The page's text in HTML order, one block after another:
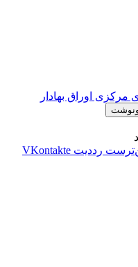
اوراق بهادار
‫رددیت ‫VKontakte